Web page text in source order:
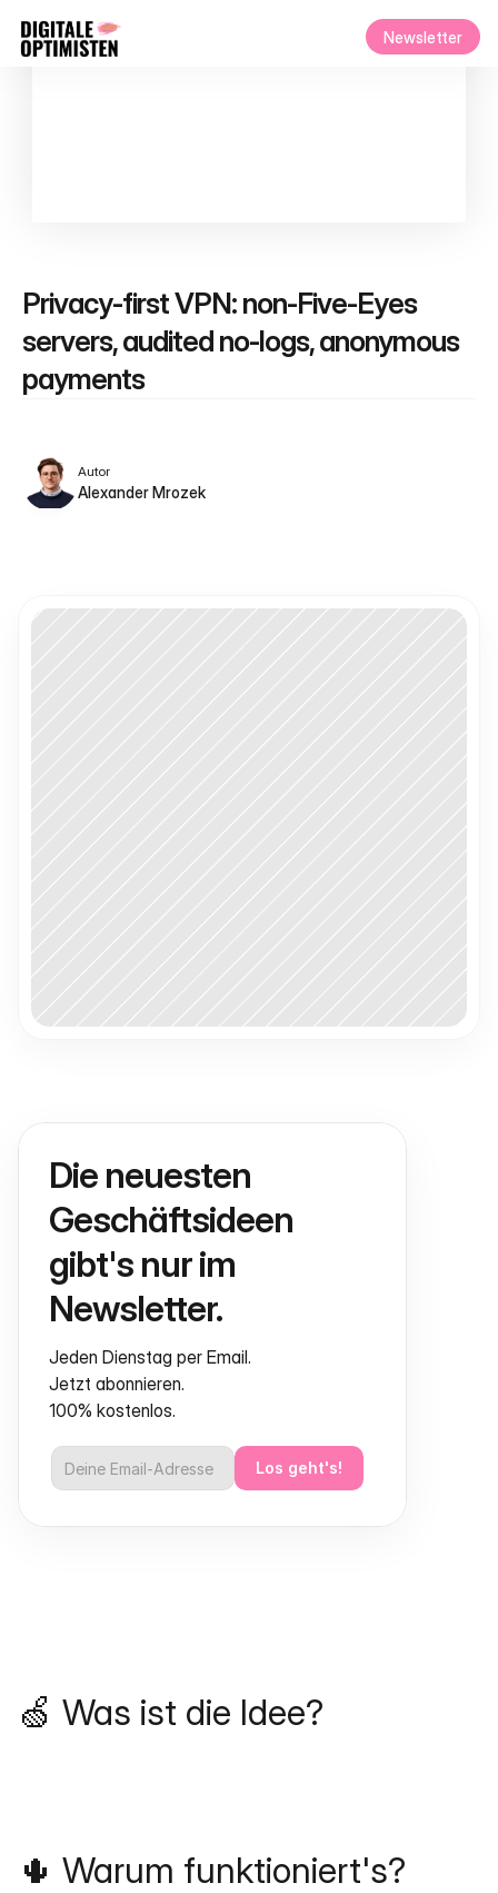
Newsletter
Privacy-first VPN: non‑Five‑Eyes
servers, audited no‑logs, anonymous
payments
Autor
Alexander Mrozek
🍏 Was ist die Idee?
🌵 Warum funktioniert's?
Die neuesten
Geschäftsideen
gibt's nur im
Newsletter.
Jeden Dienstag per Email.
Jetzt abonnieren.
100% kostenlos.
Los geht's!